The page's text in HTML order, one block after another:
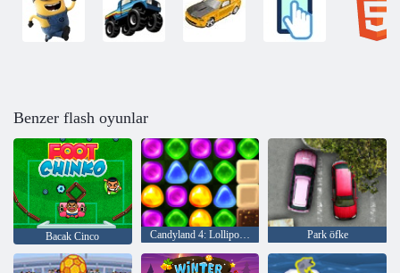
Benzer flash oyunlar
Bacak Cinco Candyland 4: Lollipop Bahçesi Park öfke